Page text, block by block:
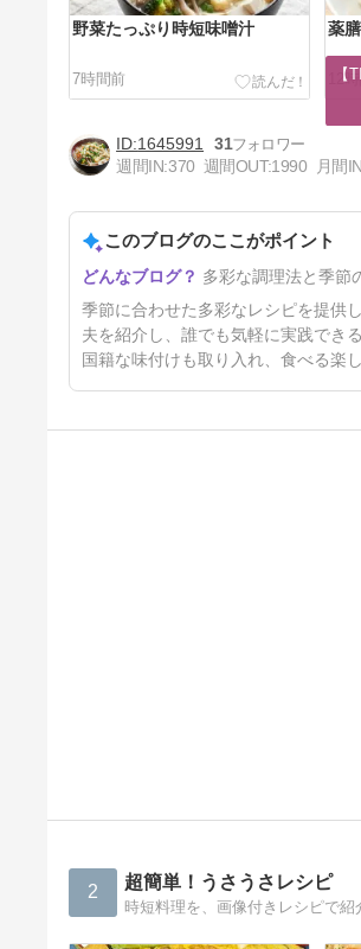
野菜たっぷり時短味噌汁
7時間前
薬
12
天津飯
20時間前
1645991
31
週間IN:370 週間OUT:1990 月間
このブログのここがポイント
多彩な調理法と季節
季節に合わせた多彩なレシピを提供
夫を紹介し、誰でも気軽に実践でき
国籍な味付けも取り入れ、食べる楽
2 超簡単！うさうさレシピ
時短料理を、画像付きレシピで
【